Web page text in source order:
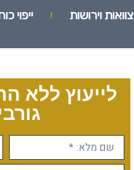
צוואות וירושות ייפוי
לייעוץ ללא